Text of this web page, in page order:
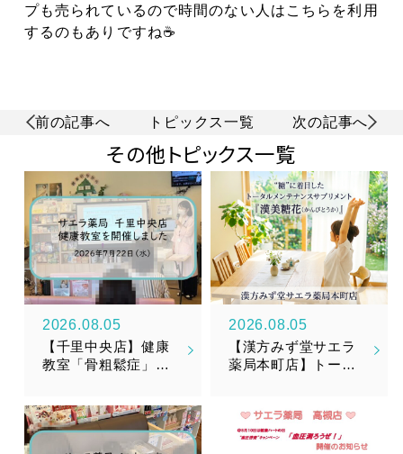
プも売られているので時間のない人はこちらを利用
するのもありですね☕
前の記事へ トピックス一覧 次の記事へ
その他トピックス一覧
2026.08.05
【千里中央店】健康
教室「骨粗鬆症」を
2026.08.05
【漢方みず堂サエラ
薬局本町店】トータ
（かんびとうか）』
新発売のお知らせ